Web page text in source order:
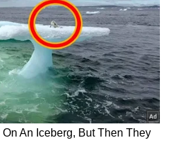
ಗೆಲುವಿಗಾಗಿ
ಗಮನ ಹರಿಸಿ ಕೆಲಸ ಮಾಡಿ.
ಕೆಲಸಗಳು ಯಾವುದೇ
ಕಿರಿಯರೊಂದಿಗೆ ವಾದಗಳು
ಇದೆ. ಅನಗತ್ಯ ವೆಚ್ಚಗಳಿಗೆ